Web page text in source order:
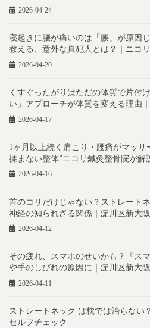
2026-04-24
寝起きに腰が痛いのは「腰」が原因
教える、意外な真犯人とは？｜ニコ
2026-04-20
くすぐったがりはただの体質で片付
い」アプローチが体質を変える理由
2026-04-17
1ヶ月以上続く肩こり・腰痛がマッサ
揉まない整体”ニコリ鍼灸整骨院が解
2026-04-16
首のコリだけじゃない？ストレート
神経の知られざる関係｜淀川区新大
2026-04-12
その疲れ、スマホのせいかも？『ス
や手のしびれの原因に｜淀川区新大
2026-04-11
ストレートネック は枕では治らない
セルフチェック